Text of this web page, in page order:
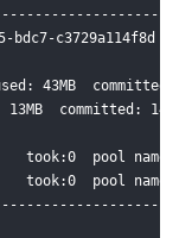
bdc7-